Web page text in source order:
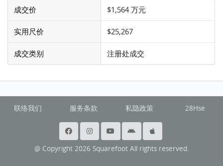
成交价 $1,564 万元
实用尺价 $25,267
成交类别 注册处成交
联络我们 服务条款 私隐政策 28Hse
@ Copyright 2026 Squarefoot All rights reserved.